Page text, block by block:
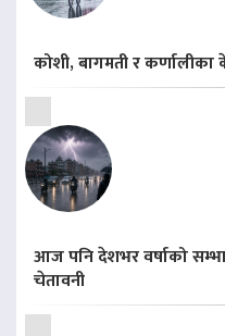
कोशी, बागमती र कर्णालीका
आज पनि देशभर वर्षाको
चेतावनी